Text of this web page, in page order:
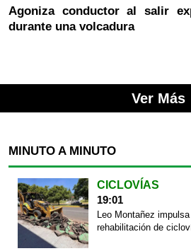
Agoniza conductor al salir
durante una volcadura
Ver Más
MINUTO A MINUTO
CICLOVÍAS
19:01
Leo Montañez
rehabilitación de